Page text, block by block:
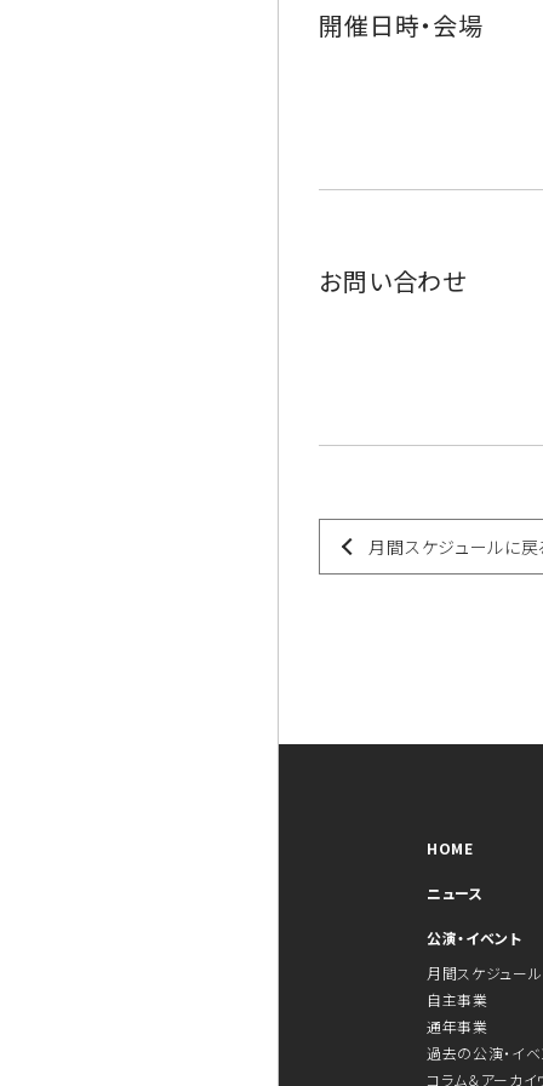
開催日時・会場
お問い合わせ
月間スケジュールに戻
HOME
ニュース
公演・イベント
月間スケジュール
自主事業
通年事業
過去の公演・イベ
コラム＆アーカイ